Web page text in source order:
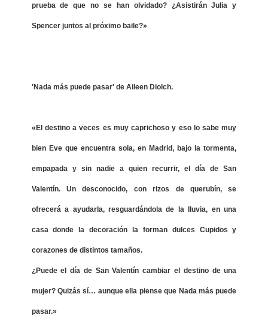
prueba de que no se han olvidado? ¿Asistirán Julia y
Spencer juntos al próximo baile?»
'Nada más puede pasar' de Aileen Diolch.
«El destino a veces es muy caprichoso y eso lo sabe muy
bien Eve que encuentra sola, en Madrid, bajo la tormenta,
empapada y sin nadie a quien recurrir, el día de San
Valentín. Un desconocido, con rizos de querubín, se
ofrecerá a ayudarla, resguardándola de la lluvia, en una
casa donde la decoración la forman dulces Cupidos y
corazones de distintos tamaños.
¿Puede el día de San Valentín cambiar el destino de una
mujer? Quizás sí… aunque ella piense que Nada más puede
pasar.»